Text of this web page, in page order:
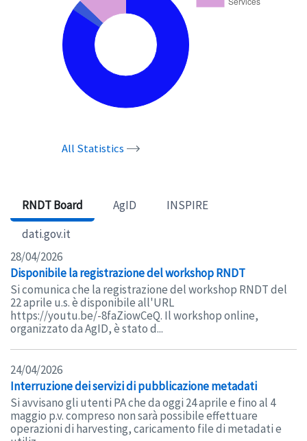
All Statistics
RNDT Board AgID
INSPIRE
dati.gov.it
28/04/2026
Disponibile la registrazione del workshop RNDT
Si comunica che la registrazione del workshop RNDT del
22 aprile u.s. è disponibile all'URL
https://youtu.be/-8faZiowCeQ. Il workshop online,
organizzato da AgID, è stato d...
24/04/2026
Interruzione dei servizi di pubblicazione metadati
Si avvisano gli utenti PA che da oggi 24 aprile e fino al 4
maggio p.v. compreso non sarà possibile effettuare
operazioni di harvesting, caricamento file di metadati e